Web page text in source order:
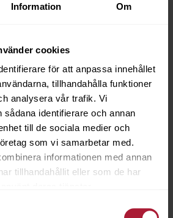
Information Om
cookies
för att anpassa innehållet
tillhandahålla funktioner
analysera vår trafik. Vi
sådana identifierare och annan
till de sociala medier och
som vi samarbetar med.
informationen med annan
tillhandahållit eller som de har